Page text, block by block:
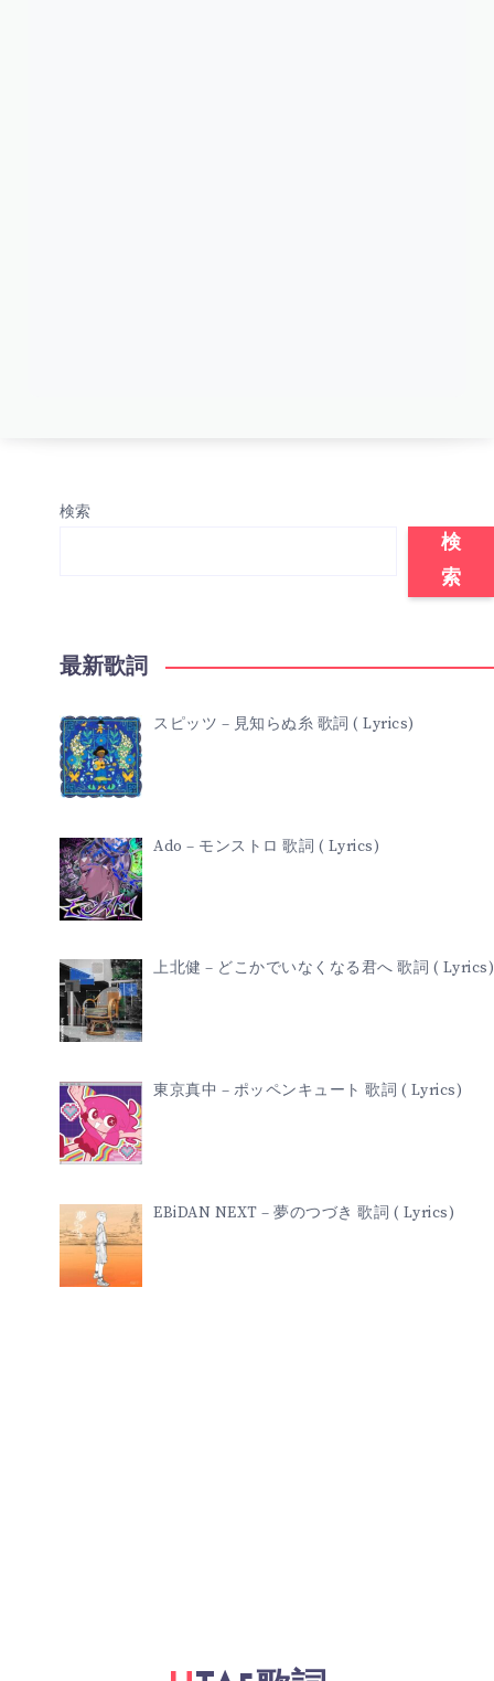
検索
検
索
最新歌詞
スピッツ – 見知らぬ糸 歌詞 ( Lyrics)
Ado – モンストロ 歌詞 ( Lyrics)
上北健 – どこかでいなくなる君へ 歌詞 ( Lyrics)
東京真中 – ポッペンキュート 歌詞 ( Lyrics)
EBiDAN NEXT – 夢のつづき 歌詞 ( Lyrics)